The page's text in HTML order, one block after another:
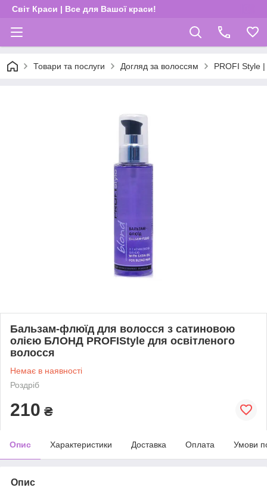
Світ Краси | Все для Вашої краси!
Товари та послуги Догляд за волоссям PROFI Style |
Бальзам-флюїд для волосся з сатиновою
олією БЛОНД PROFIStyle для освітленого
волосся
Немає в наявності
Роздріб
210 ₴
Опис Характеристики Доставка Оплата Умови
Опис